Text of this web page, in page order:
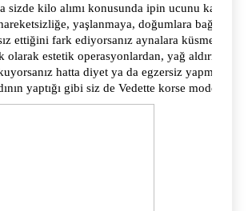
sizde kilo alımı konusunda ipin ucunu
yaşlanmaya, doğumlara bağlı
ettiğini fark ediyorsanız aynalara küsmeye
olarak estetik operasyonlardan, yağ
hatta diyet ya da egzersiz yapmak
yaptığı gibi siz de Vedette korse